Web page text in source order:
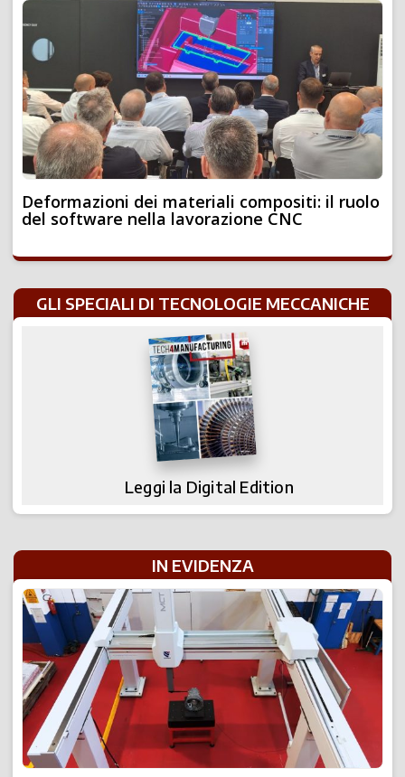
Deformazioni dei materiali compositi: il ruolo
del software nella lavorazione CNC
GLI SPECIALI DI TECNOLOGIE MECCANICHE
Leggi la Digital Edition
IN EVIDENZA